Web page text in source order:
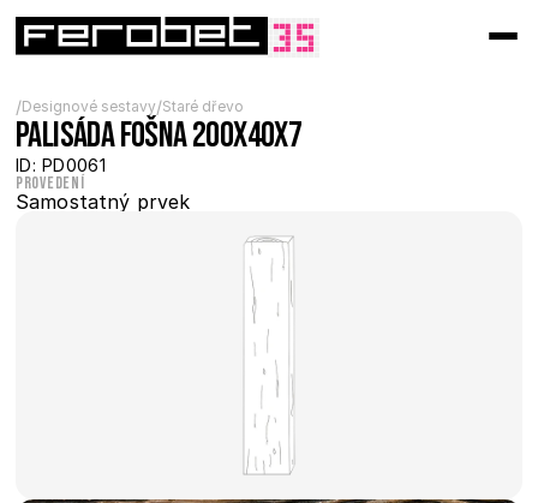
/Designové sestavy/Staré dřevo
Palisáda fošna 200x40x7
ID: PD0061
Provedení
Samostatný prvek